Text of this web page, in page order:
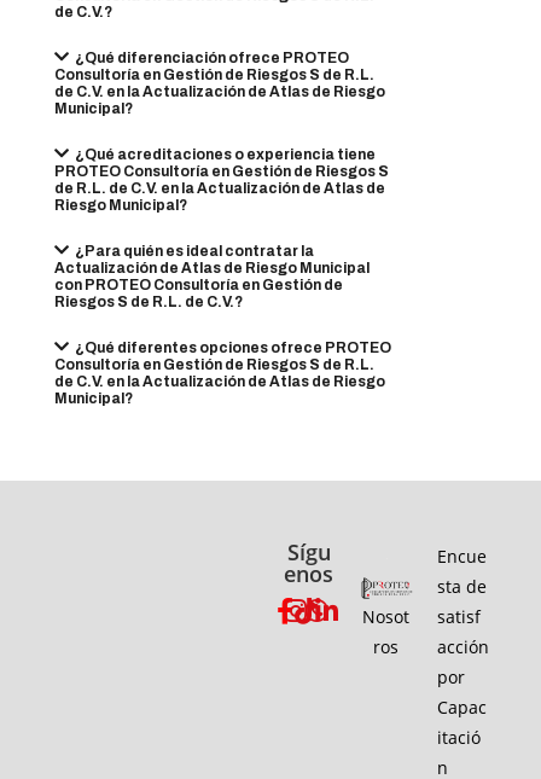
de C.V.?
¿Qué diferenciación ofrece PROTEO
Consultoría en Gestión de Riesgos S de R.L.
de C.V. en la Actualización de Atlas de Riesgo
Municipal?
¿Qué acreditaciones o experiencia tiene
PROTEO Consultoría en Gestión de Riesgos S
de R.L. de C.V. en la Actualización de Atlas de
Riesgo Municipal?
¿Para quién es ideal contratar la
Actualización de Atlas de Riesgo Municipal
con PROTEO Consultoría en Gestión de
Riesgos S de R.L. de C.V.?
¿Qué diferentes opciones ofrece PROTEO
Consultoría en Gestión de Riesgos S de R.L.
de C.V. en la Actualización de Atlas de Riesgo
Municipal?
Sígu
enos
Nosot
ros
Encue
sta de
satisf
acción
por
Capac
itació
n